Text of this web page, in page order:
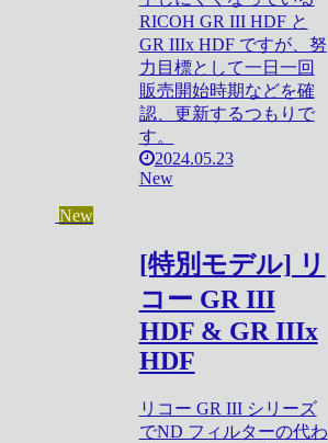
RICOH GR III HDF と
GR IIIx HDF ですが、努
力目標として一日一回
販売開始時期などを確
認、更新するつもりで
す。
2024.05.23
New
New
[特別モデル] リ
コー GR III
HDF & GR IIIx
HDF
リコー GR III シリーズ
でND フィルターの代わ